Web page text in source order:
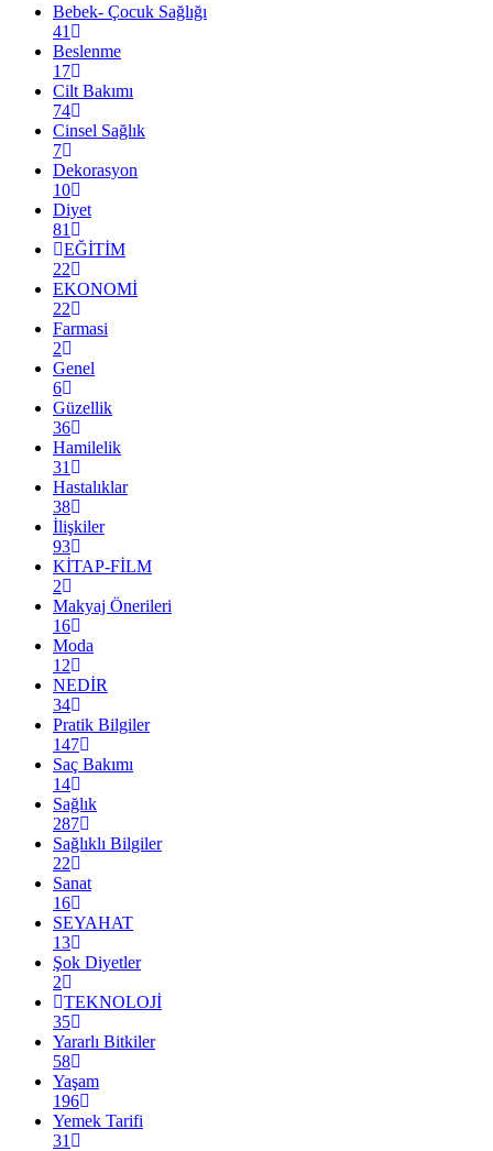
Bebek- Çocuk Sağlığı
41
Beslenme
17
Cilt Bakımı
74
Cinsel Sağlık
7
Dekorasyon
10
Diyet
81
EĞİTİM
22
EKONOMİ
22
Farmasi
2
Genel
6
Güzellik
36
Hamilelik
31
Hastalıklar
38
İlişkiler
93
KİTAP-FİLM
2
Makyaj Önerileri
16
Moda
12
NEDİR
34
Pratik Bilgiler
147
Saç Bakımı
14
Sağlık
287
Sağlıklı Bilgiler
22
Sanat
16
SEYAHAT
13
Şok Diyetler
2
TEKNOLOJİ
35
Yararlı Bitkiler
58
Yaşam
196
Yemek Tarifi
31